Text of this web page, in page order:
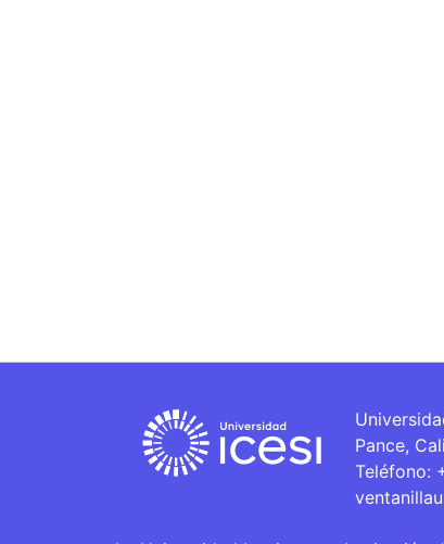
Pance,
Teléfono: